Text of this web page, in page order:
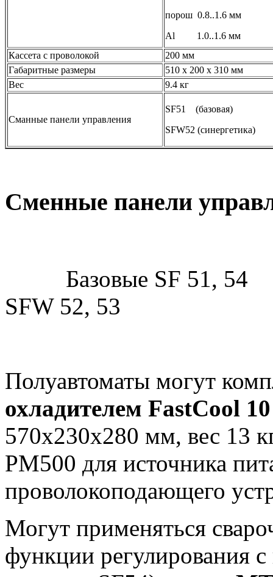
порош 0.8..1.6 мм
Al 1.0..1.6 мм
Кассета с проволокой
200 мм
Габаритные размеры
510 х 200 х 310 мм
Вес
9.4 кг
Сманные панели управления
SF51 (базовая)
SFW52 (синергетика)
Сменные панели
Базовые SF 51,
SFW 52, 53
Полуавтоматы могут
охладителем FastCool 10
570х230х280 мм, вес 13
РМ500 для источника
проволокоподающего
Могут применяться
функции регулирования